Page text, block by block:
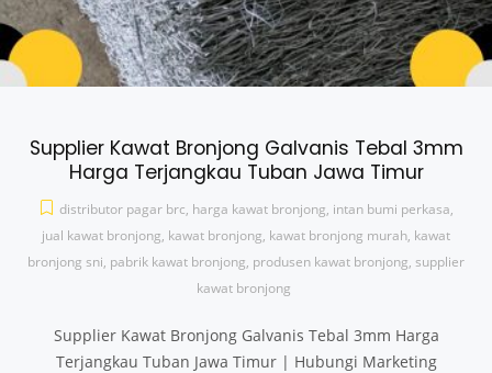
Supplier Kawat Bronjong Galvanis Tebal 3mm
Harga Terjangkau Tuban Jawa Timur
distributor pagar brc, harga kawat bronjong, intan bumi perkasa,
jual kawat bronjong, kawat bronjong, kawat bronjong murah, kawat
bronjong sni, pabrik kawat bronjong, produsen kawat bronjong, supplier
kawat bronjong
Supplier Kawat Bronjong Galvanis Tebal 3mm Harga
Terjangkau Tuban Jawa Timur | Hubungi Marketing